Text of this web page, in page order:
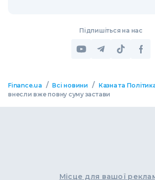
Підпишіться на нас
Finance.ua / Всі новини / Казна та
внесли вже повну суму застави
Місце для вашої